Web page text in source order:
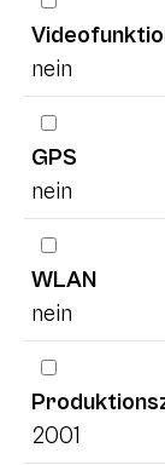
nein
GPS
nein
WLAN
nein
2001